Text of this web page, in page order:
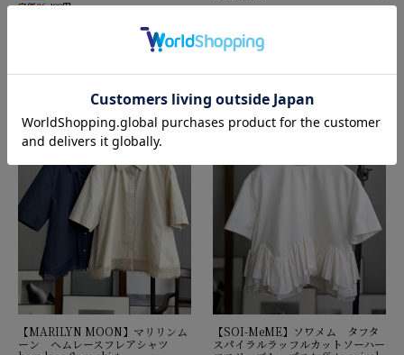
定価26,400円 セール価格21,120円
【MARILYN MOON】マリリンム
ーン ヘムレースフレアシャツ
【SOI-MeME】ソワメム タフタ
スパイラルラッフルカットソーハー